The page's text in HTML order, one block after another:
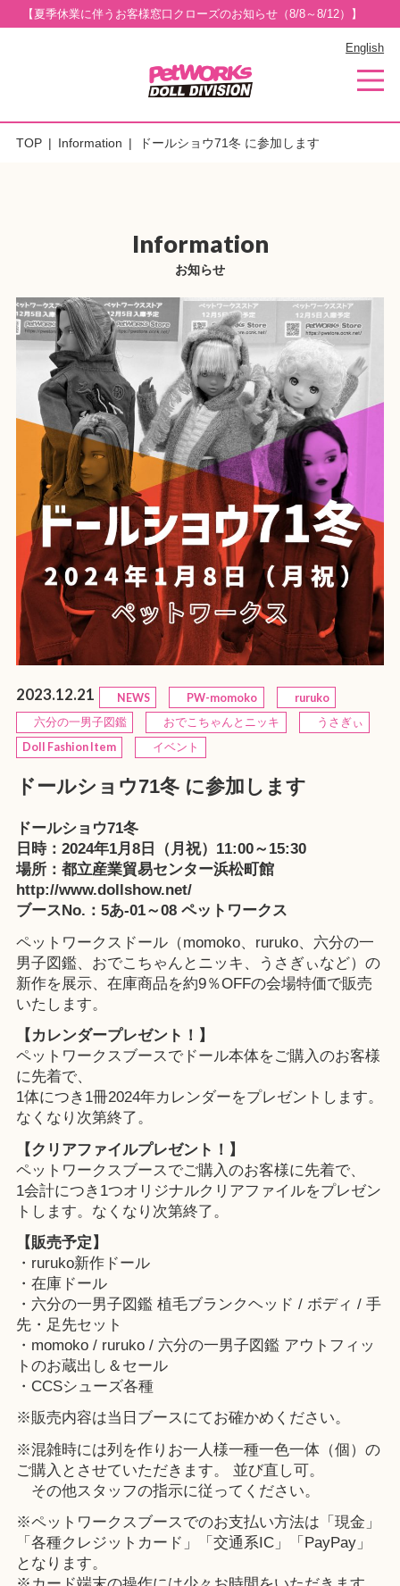
【夏季休業に伴うお客様窓口クローズのお知らせ（8/8～8/12）】
English
TOP Information ドールショウ71冬 に参加します
Information
お知らせ
2023.12.21 NEWS PW-momoko
ruruko
六分の一男子図鑑
おでこちゃんとニッキ
うさぎぃ
Doll Fashion Item
イベント
ドールショウ71冬 に参加します
ドールショウ71冬
日時：2024年1月8日（月祝）11:00～15:30
場所：都立産業貿易センター浜松町館
http://www.dollshow.net/
ブースNo.：5あ-01～08 ペットワークス
ペットワークスドール（momoko、ruruko、六分の一
男子図鑑、おでこちゃんとニッキ、うさぎぃなど）の
新作を展示、在庫商品を約9％OFFの会場特価で販売
いたします。
【カレンダープレゼント！】
ペットワークスブースでドール本体をご購入のお客様
に先着で、
1体につき1冊2024年カレンダーをプレゼントします。
なくなり次第終了。
【クリアファイルプレゼント！】
ペットワークスブースでご購入のお客様に先着で、
1会計につき1つオリジナルクリアファイルをプレゼン
トします。なくなり次第終了。
【販売予定】
・ruruko新作ドール
・在庫ドール
・六分の一男子図鑑 植毛ブランクヘッド / ボディ / 手
先・足先セット
・momoko / ruruko / 六分の一男子図鑑 アウトフィッ
トのお蔵出し＆セール
・CCSシューズ各種
※販売内容は当日ブースにてお確かめください。
※混雑時には列を作りお一人様一種一色一体（個）の
ご購入とさせていただきます。 並び直し可。
その他スタッフの指示に従ってください。
※ペットワークスブースでのお支払い方法は「現金」
「各種クレジットカード」「交通系IC」「PayPay」
となります。